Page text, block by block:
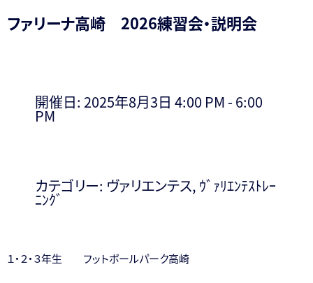
ファリーナ高崎 2026練習会・説明会
開催日: 2025年8月3日 4:00 PM - 6:00
PM
カテゴリー: ヴァリエンテス, ｳﾞｧﾘｴﾝﾃｽﾄﾚｰ
ﾆﾝｸﾞ
１・２・３年生 フットボールパーク高崎